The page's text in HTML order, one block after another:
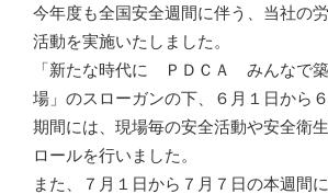
今年度も全国安全週間に伴う、当社の
活動を実施いたしました。
「新たな時代に ＰＤＣＡ みんなで
場」のスローガンの下、６月１日から
期間には、現場毎の安全活動や安全衛
ロールを行いました。
また、７月１日から７月７日の本週間